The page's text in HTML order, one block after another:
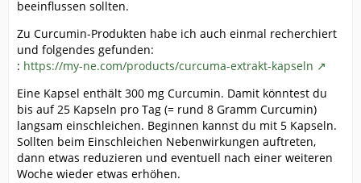
beeinflussen sollten.
Zu Curcumin-Produkten habe ich auch einmal recherchiert
und folgendes gefunden:
: https://my-ne.com/products/curcuma-extrakt-kapseln
Eine Kapsel enthält 300 mg Curcumin. Damit könntest du
bis auf 25 Kapseln pro Tag (= rund 8 Gramm Curcumin)
langsam einschleichen. Beginnen kannst du mit 5 Kapseln.
Sollten beim Einschleichen Nebenwirkungen auftreten,
dann etwas reduzieren und eventuell nach einer weiteren
Woche wieder etwas erhöhen.